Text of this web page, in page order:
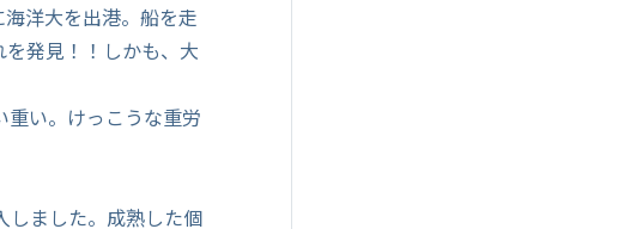
洋大を出港。船を走
発見！！しかも、大
重い。けっこうな重労
しました。成熟した個